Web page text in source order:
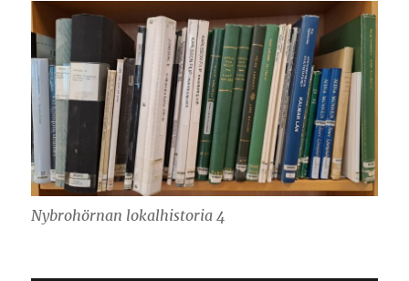
Nybrohörnan lokalhistoria 4